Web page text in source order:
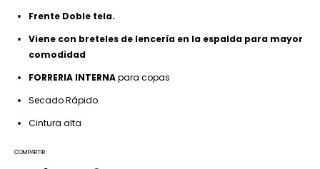
Frente Doble tela.
Viene con breteles de lencería en la espalda para mayor
comodidad
FORRERIA INTERNApara copas
Secado Rápido.
Cintura alta
COMPARTIR